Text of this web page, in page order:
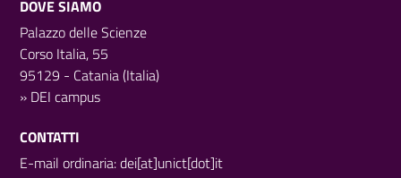
DOVE SIAMO
Palazzo delle Scienze
Corso Italia, 55
95129 - Catania (Italia)
» DEI campus
CONTATTI
E-mail ordinaria: dei[at]unict[dot]it